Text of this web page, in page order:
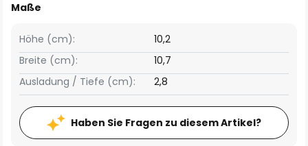
Maße
Breite (cm): 10,7
Höhe (cm): 10,2
Ausladung / Tiefe (cm): 2,8
Haben Sie Fragen zu diesem Artikel?